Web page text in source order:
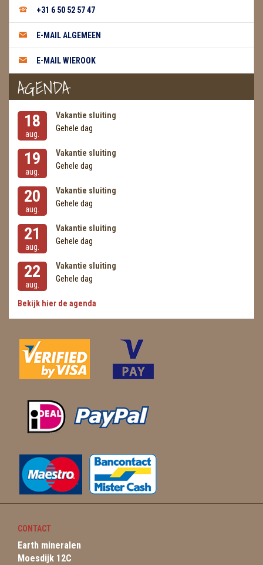
+31 6 50 52 57 47
E-MAIL ALGEMEEN
E-MAIL WIEROOK
AGENDA
18
aug.
Vakantie sluiting
Gehele dag
19
aug.
Vakantie sluiting
Gehele dag
20
aug.
Vakantie sluiting
Gehele dag
21
aug.
Vakantie sluiting
Gehele dag
22
aug.
Vakantie sluiting
Gehele dag
Bekijk hier de agenda
CONTACT
Earth mineralen
Moesdijk 12C